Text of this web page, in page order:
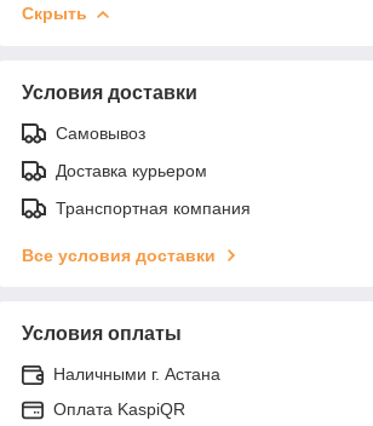
Скрыть
Условия доставки
Самовывоз
Доставка курьером
Транспортная компания
Все условия доставки
Условия оплаты
Наличными г. Астана
Оплата KaspiQR